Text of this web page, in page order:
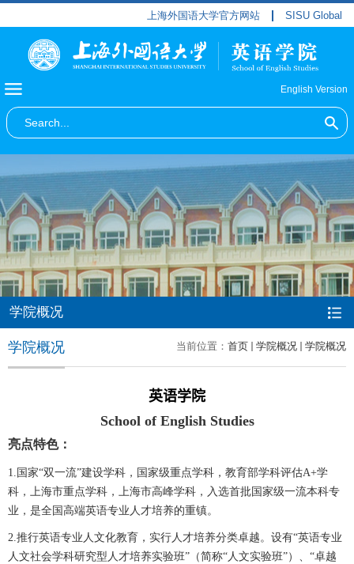
上海外国语大学官方网站 SISU Global
English Version
学院概况
当前位置： 首页 学院概况 学院概况
学院概况
英语学院
School of English Studies
亮点特色：
1.国家“双一流”建设学科，国家级重点学科，教育部学科评估A+学
科，上海市重点学科，上海市高峰学科，入选首批国家级一流本科专
业，是全国高端英语专业人才培养的重镇。
2.推行英语专业人文化教育，实行人才培养分类卓越。设有“英语专业
人文社会学科研究型人才培养实验班”（简称“人文实验班”）、“卓越